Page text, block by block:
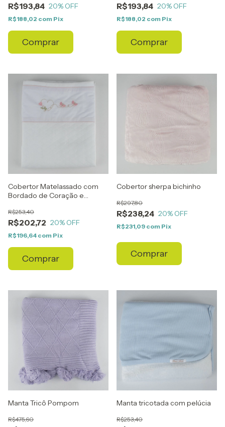
R$193,84 20% OFF
R$188,02 com Pix
Comprar
R$193,84 20% OFF
R$188,02 com Pix
Comprar
Cobertor Matelassado com
Bordado de Coração e
R$202,72
R$253,40
20% OFF
R$196,64 com Pix
Comprar
Cobertor sherpa bichinho
R$238,24
R$297,80
20% OFF
R$231,09 com Pix
Comprar
Manta Tricô Pompom
R$475,60
Manta tricotada com pelúcia
R$253,40